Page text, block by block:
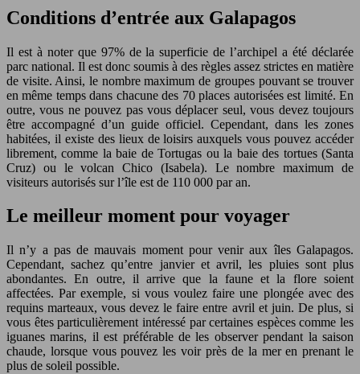
Conditions d’entrée aux Galapagos
Il est à noter que 97% de la superficie de l’archipel a été déclarée
parc national. Il est donc soumis à des règles assez strictes en matière
de visite. Ainsi, le nombre maximum de groupes pouvant se trouver
en même temps dans chacune des 70 places autorisées est limité. En
outre, vous ne pouvez pas vous déplacer seul, vous devez toujours
être accompagné d’un guide officiel. Cependant, dans les zones
habitées, il existe des lieux de loisirs auxquels vous pouvez accéder
librement, comme la baie de Tortugas ou la baie des tortues (Santa
Cruz) ou le volcan Chico (Isabela). Le nombre maximum de
visiteurs autorisés sur l’île est de 110 000 par an.
Le meilleur moment pour voyager
Il n’y a pas de mauvais moment pour venir aux îles Galapagos.
Cependant, sachez qu’entre janvier et avril, les pluies sont plus
abondantes. En outre, il arrive que la faune et la flore soient
affectées. Par exemple, si vous voulez faire une plongée avec des
requins marteaux, vous devez le faire entre avril et juin. De plus, si
vous êtes particulièrement intéressé par certaines espèces comme les
iguanes marins, il est préférable de les observer pendant la saison
chaude, lorsque vous pouvez les voir près de la mer en prenant le
plus de soleil possible.